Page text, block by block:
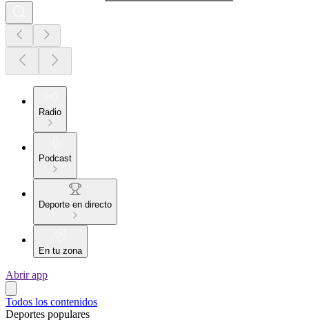
Radio
Podcast
Deporte en directo
En tu zona
Abrir app
Todos los contenidos
Deportes populares